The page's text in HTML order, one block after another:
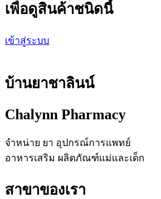
เพื่อดูสินค้าชนิดนี้
เข้าสู่ระบบ
บ้านยาชาลินน์
Chalynn Pharmacy
จำหน่าย ยา อุปกรณ์การแพทย์
อาหารเสริม ผลิตภัณฑ์แม่และเด็ก
สาขาของเรา